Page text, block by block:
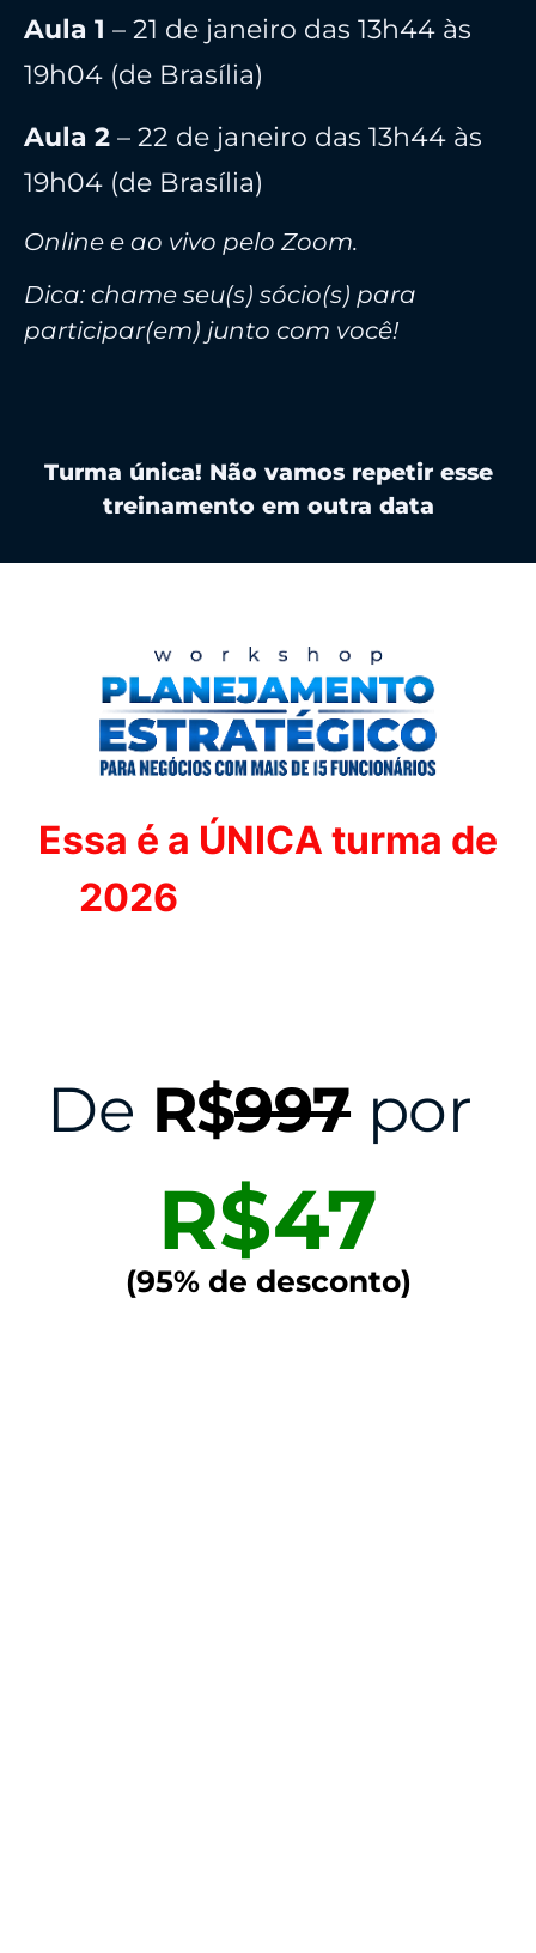
Aula 1 – 21 de janeiro das 13h44 às
19h04 (de Brasília)
Aula 2 – 22 de janeiro das 13h44 às
19h04 (de Brasília)
Online e ao vivo pelo Zoom.
Dica: chame seu(s) sócio(s) para
participar(em) junto com você!
Turma única! Não vamos repetir esse
treinamento em outra data
Essa é a ÚNICA turma de
2026
De R$997 por
R$47
(95% de desconto)